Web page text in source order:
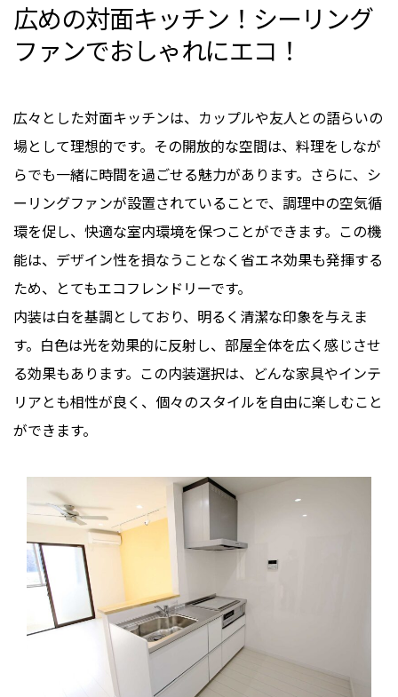
広めの対面キッチン！シーリング
ファンでおしゃれにエコ！
広々とした対面キッチンは、カップルや友人との語らいの
場として理想的です。その開放的な空間は、料理をしなが
らでも一緒に時間を過ごせる魅力があります。さらに、シ
ーリングファンが設置されていることで、調理中の空気循
環を促し、快適な室内環境を保つことができます。この機
能は、デザイン性を損なうことなく省エネ効果も発揮する
ため、とてもエコフレンドリーです。
内装は白を基調としており、明るく清潔な印象を与えま
す。白色は光を効果的に反射し、部屋全体を広く感じさせ
る効果もあります。この内装選択は、どんな家具やインテ
リアとも相性が良く、個々のスタイルを自由に楽しむこと
ができます。